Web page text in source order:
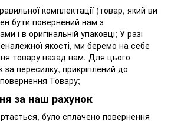
комплектації (товар, який ви
бути повернений нам з
і в оригінальній упаковці; У разі
якості, ми беремо на себе
товару назад нам. Для цього
за пересилку, прикріплений до
Товару;
за наш рахунок
було сплачено повернення